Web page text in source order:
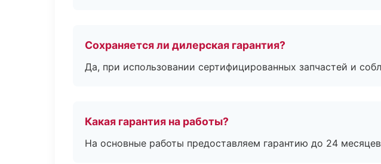
Сохраняется ли дилерская гарантия?
Да, при использовании сертифицированных запчастей и
Какая гарантия на работы?
На основные работы предоставляем гарантию до 24